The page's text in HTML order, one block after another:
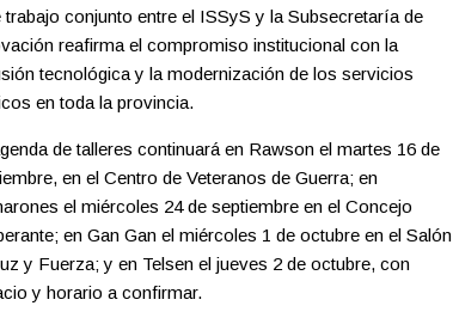
trabajo conjunto entre el ISSyS y la Subsecretaría de
reafirma el compromiso institucional con la
tecnológica y la modernización de los servicios
en toda la provincia.
de talleres continuará en Rawson el martes 16 de
en el Centro de Veteranos de Guerra; en
el miércoles 24 de septiembre en el Concejo
en Gan Gan el miércoles 1 de octubre en el Salón
y Fuerza; y en Telsen el jueves 2 de octubre, con
y horario a confirmar.